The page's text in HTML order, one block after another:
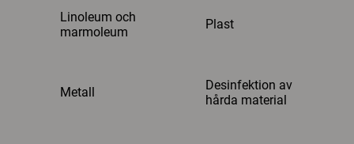
Linoleum och
marmoleum
Plast
Metall
Desinfektion av
hårda material